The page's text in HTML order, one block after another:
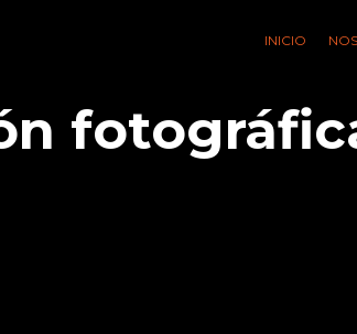
INICIO